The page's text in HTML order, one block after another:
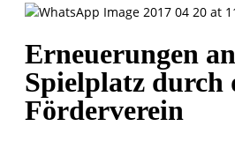
Erneuerungen
Spielplatz durch
Förderverein